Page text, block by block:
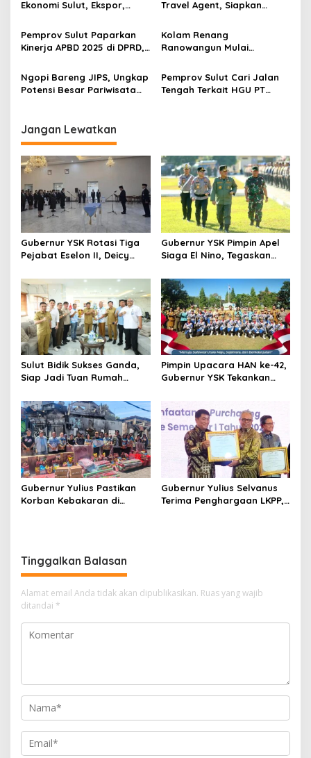
Ekonomi Sulut, Ekspor,
Penerbangan Alami
Peningkatan
Travel Agent, Siapkan
Kunjungan Wisatawan
Pemprov Sulut Paparkan
Kinerja APBD 2025 di DPRD,
Triliun dan Ekonomi Tumbuh
5,66 Persen
Kolam Renang
Ranowangun Mulai
Siapkan Fasilitas Lebih
Representatif untuk Atlet
dan Masyarakat
Ngopi Bareng JIPS, Ungkap
Potensi Besar Pariwisata
Pemprov Sulut Cari Jalan
Tengah Terkait HGU PT
Jangan Lewatkan
Gubernur YSK Rotasi Tiga
Pejabat Eselon II, Deicy
Femmy Suluh Pimpin Dishub
Gubernur YSK Pimpin Apel
Siaga El Nino, Tegaskan
Sebelum Bencana
Sulut Bidik Sukses Ganda,
Siap Jadi Tuan Rumah
II di Tompaso
Pimpin Upacara HAN ke-42,
Gubernur YSK Tekankan
Gubernur Yulius Pastikan
Korban Kebakaran di
Gubernur Yulius Selvanus
Terima Penghargaan LKPP,
Tinggalkan Balasan
Alamat email Anda tidak akan dipublikasikan. Ruas yang wajib
ditandai *